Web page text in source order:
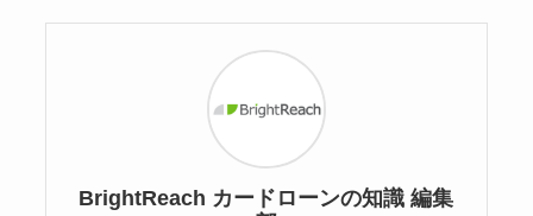
BrightReach カードローンの知識 編集